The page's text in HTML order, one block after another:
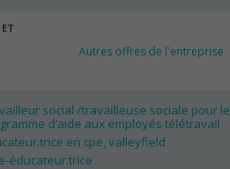
Autres offres de l'entreprise
social /travailleuse sociale pour le
d’aide aux employés télétravail
en cpe, valleyfield
éducateur.trice